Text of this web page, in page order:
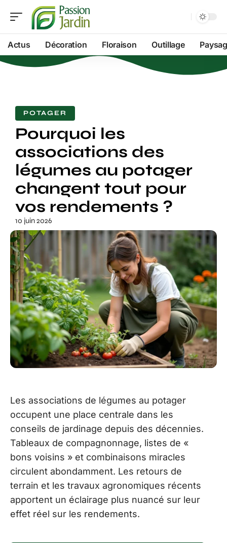
Actus Décoration Floraison Outillage
POTAGER
Pourquoi les
associations des
légumes au potager
changent tout pour
vos rendements ?
10 juin 2026
Les associations de légumes au potager
occupent une place centrale dans les
conseils de jardinage depuis des décennies.
Tableaux de compagnonnage, listes de «
bons voisins » et combinaisons miracles
circulent abondamment. Les retours de
terrain et les travaux agronomiques récents
apportent un éclairage plus nuancé sur leur
effet réel sur les rendements.